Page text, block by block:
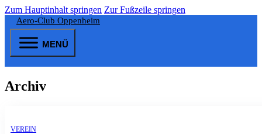
Zum Hauptinhalt springen Zur Fußzeile springen
Aero-Club Oppenheim
MENÜ
Archiv
VEREIN